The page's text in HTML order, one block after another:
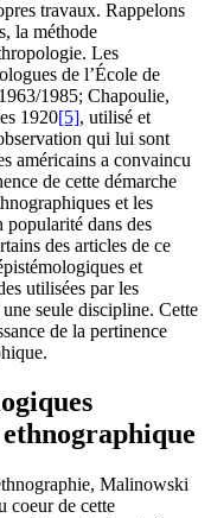
travaux. Rappelons
la méthode
Les
de l’École de
1985; Chapoulie,
1920[5], utilisé et
qui lui sont
américains a convaincu
de cette démarche
et les
popularité dans des
des articles de ce
et
utilisées par les
seule discipline. Cette
de la pertinence
Malinowski
coeur de cette